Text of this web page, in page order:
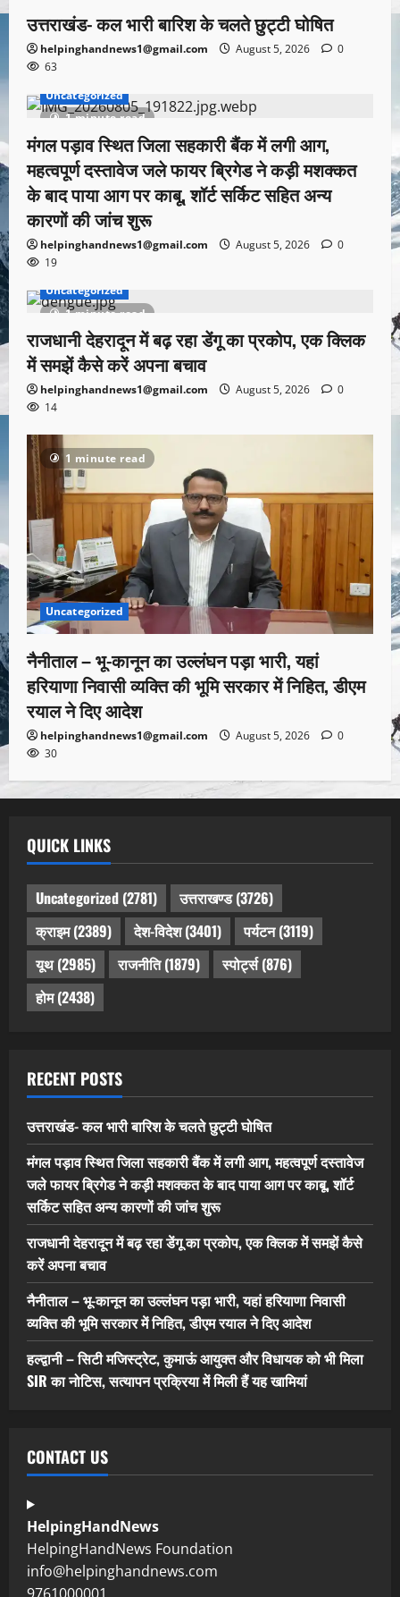
उत्तराखंड- कल भारी बारिश के चलते छुट्टी घोषित
helpinghandnews1@gmail.com August 5, 2026
0
63
1 minute read
Uncategorized
मंगल पड़ाव स्थित जिला सहकारी बैंक में लगी आग,
महत्वपूर्ण दस्तावेज जले फायर ब्रिगेड ने कड़ी मशक्कत
के बाद पाया आग पर काबू, शॉर्ट सर्किट सहित अन्य
कारणों की जांच शुरू
helpinghandnews1@gmail.com August 5, 2026
0
19
1 minute read
Uncategorized
राजधानी देहरादून में बढ़ रहा डेंगू का प्रकोप, एक क्लिक
में समझें कैसे करें अपना बचाव
helpinghandnews1@gmail.com August 5, 2026
0
14
1 minute read
Uncategorized
नैनीताल – भू-कानून का उल्लंघन पड़ा भारी, यहां
हरियाणा निवासी व्यक्ति की भूमि सरकार में निहित, डीएम
रयाल ने दिए आदेश
helpinghandnews1@gmail.com August 5, 2026
0
30
QUICK LINKS
Uncategorized (2781) उत्तराखण्ड(3726)
क्राइम(2389) देश-विदेश(3401) पर्यटन(3119)
यूथ(2985) राजनीति(1879) स्पोर्ट्स(876)
होम(2438)
RECENT POSTS
उत्तराखंड- कल भारी बारिश के चलते छुट्टी घोषित
मंगल पड़ाव स्थित जिला सहकारी बैंक में लगी आग, महत्वपूर्ण दस्तावेज
जले फायर ब्रिगेड ने कड़ी मशक्कत के बाद पाया आग पर काबू, शॉर्ट
सर्किट सहित अन्य कारणों की जांच शुरू
राजधानी देहरादून में बढ़ रहा डेंगू का प्रकोप, एक क्लिक में समझें कैसे
करें अपना बचाव
नैनीताल – भू-कानून का उल्लंघन पड़ा भारी, यहां हरियाणा निवासी
व्यक्ति की भूमि सरकार में निहित, डीएम रयाल ने दिए आदेश
हल्द्वानी – सिटी मजिस्ट्रेट, कुमाऊं आयुक्त और विधायक को भी मिला
SIR का नोटिस, सत्यापन प्रक्रिया में मिली हैं यह खामियां
CONTACT US
HelpingHandNews
HelpingHandNews Foundation
info@helpinghandnews.com